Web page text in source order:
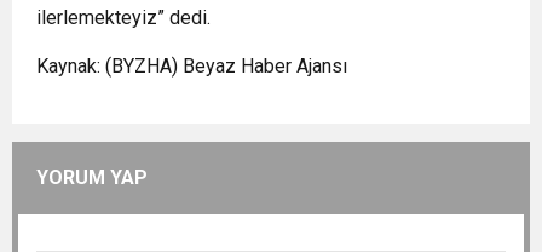
ilerlemekteyiz” dedi.
Kaynak: (BYZHA) Beyaz Haber Ajansı
YORUM YAP